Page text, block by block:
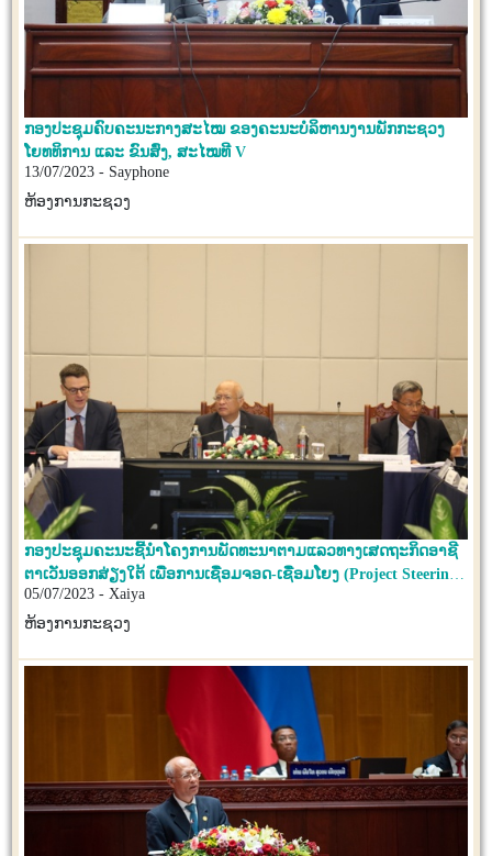
ກອງປະຊຸມຄົບຄະນະກາງສະໄໝ ຂອງຄະນະບໍລິຫານງານພັກກະຊວງ
ໂຍທທິການ ແລະ ຂົນສົ່ງ, ສະໄໝທີ V
13/07/2023 - Sayphone
ຫ້ອງການກະຊວງ
ກອງປະຊຸມຄະນະຊີ້ນໍາໂຄງການພັດທະນາຕາມແລວທາງເສດຖະກິດອາຊີ
ຕາເວັນອອກສ່ຽງໃຕ້ ເພື່ອການເຊື່ອມຈອດ-ເຊື່ອມໂຍງ (Project Steering
Committee Meeting)
05/07/2023 - Xaiya
ຫ້ອງການກະຊວງ